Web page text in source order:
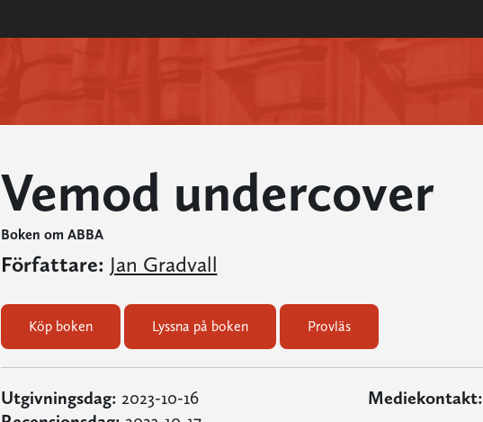
Vemod undercover
Boken om ABBA
Författare: Jan Gradvall
Köp boken Lyssna på boken Provläs
Utgivningsdag: 2023-10-16
Mediekontakt: